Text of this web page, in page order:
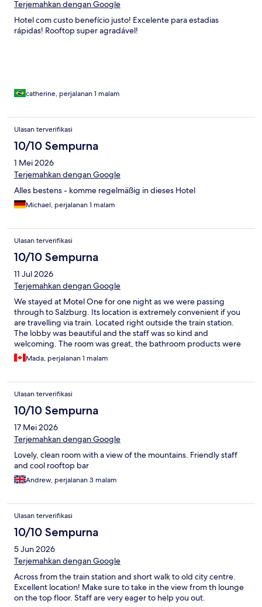
Terjemahkan dengan Google
Hotel com custo benefício justo! Excelente para estadias
rápidas! Rooftop super agradável!
catherine, perjalanan 1 malam
Ulasan terverifikasi
10/10 Sempurna
1 Mei 2026
Terjemahkan dengan Google
Alles bestens - komme regelmäßig in dieses Hotel
Michael, perjalanan 1 malam
Ulasan terverifikasi
10/10 Sempurna
11 Jul 2026
Terjemahkan dengan Google
We stayed at Motel One for one night as we were passing
through to Salzburg. Its location is extremely convenient if you
are travelling via train. Located right outside the train station.
The lobby was beautiful and the staff was so kind and
welcoming. The room was great, the bathroom products were
lovely. Would definitely recommend staying here if you’re in
Innsbruck.
Mada, perjalanan 1 malam
Ulasan terverifikasi
10/10 Sempurna
17 Mei 2026
Terjemahkan dengan Google
Lovely, clean room with a view of the mountains. Friendly staff
and cool rooftop bar
Andrew, perjalanan 3 malam
Ulasan terverifikasi
10/10 Sempurna
5 Jun 2026
Terjemahkan dengan Google
Across from the train station and short walk to old city centre.
Excellent location! Make sure to take in the view from th lounge
on the top floor. Staff are very eager to help you out.